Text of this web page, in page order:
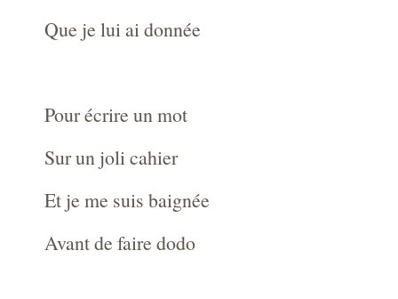
Que je lui ai donnée
Pour écrire un mot
Sur un joli cahier
Et je me suis baignée
Avant de faire dodo